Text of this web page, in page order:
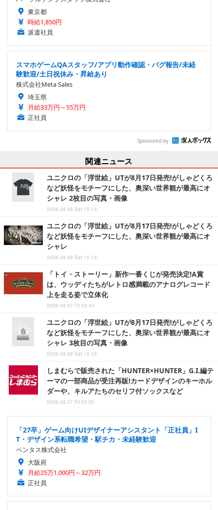
東京都
時給1,850円
派遣社員
スマホゲームQAスタッフ/アプリ動作確認・バグ報告/未経
験歓迎/土日祝休み・昇給あり
株式会社Meta Sales
埼玉県
月給33万円～55万円
正社員
Sponsored by
関連ニュース
ユニクロの「浮世絵」UTが8月17日発売!がしゃどくろ
など妖怪をモチーフにした、奥深い世界観が最高にオ
シャレ 2枚目の写真・画像
2026.08.08 Sat 15:10
ユニクロの「浮世絵」UTが8月17日発売!がしゃどくろ
など妖怪をモチーフにした、奥深い世界観が最高にオ
シャレ
2026.08.08 Sat 15:10
「トイ・ストーリー」新作一番くじが発売決定!A賞
は、ウッディたちがレトロ感満載のアナログレコード
上を走る姿で立体化
2026.08.07 Fri 03:40
ユニクロの「浮世絵」UTが8月17日発売!がしゃどくろ
など妖怪をモチーフにした、奥深い世界観が最高にオ
シャレ 3枚目の写真・画像
2026.08.08 Sat 15:10
しまむらで販売された「HUNTER×HUNTER」G.I.編テ
ーマの一部商品が受注再販!カードデザインのキーホル
ダーや、キルアたちのセリフ付ソックスなど
2026.08.07 Fri 02:00
「27卒」ゲーム向けUIデザイナーアシスタント「正社員」I
T・デザイン系転職希望・駅チカ・未経験歓迎
ベンタス株式会社
大阪府
月給25万1,000円～32万円
正社員